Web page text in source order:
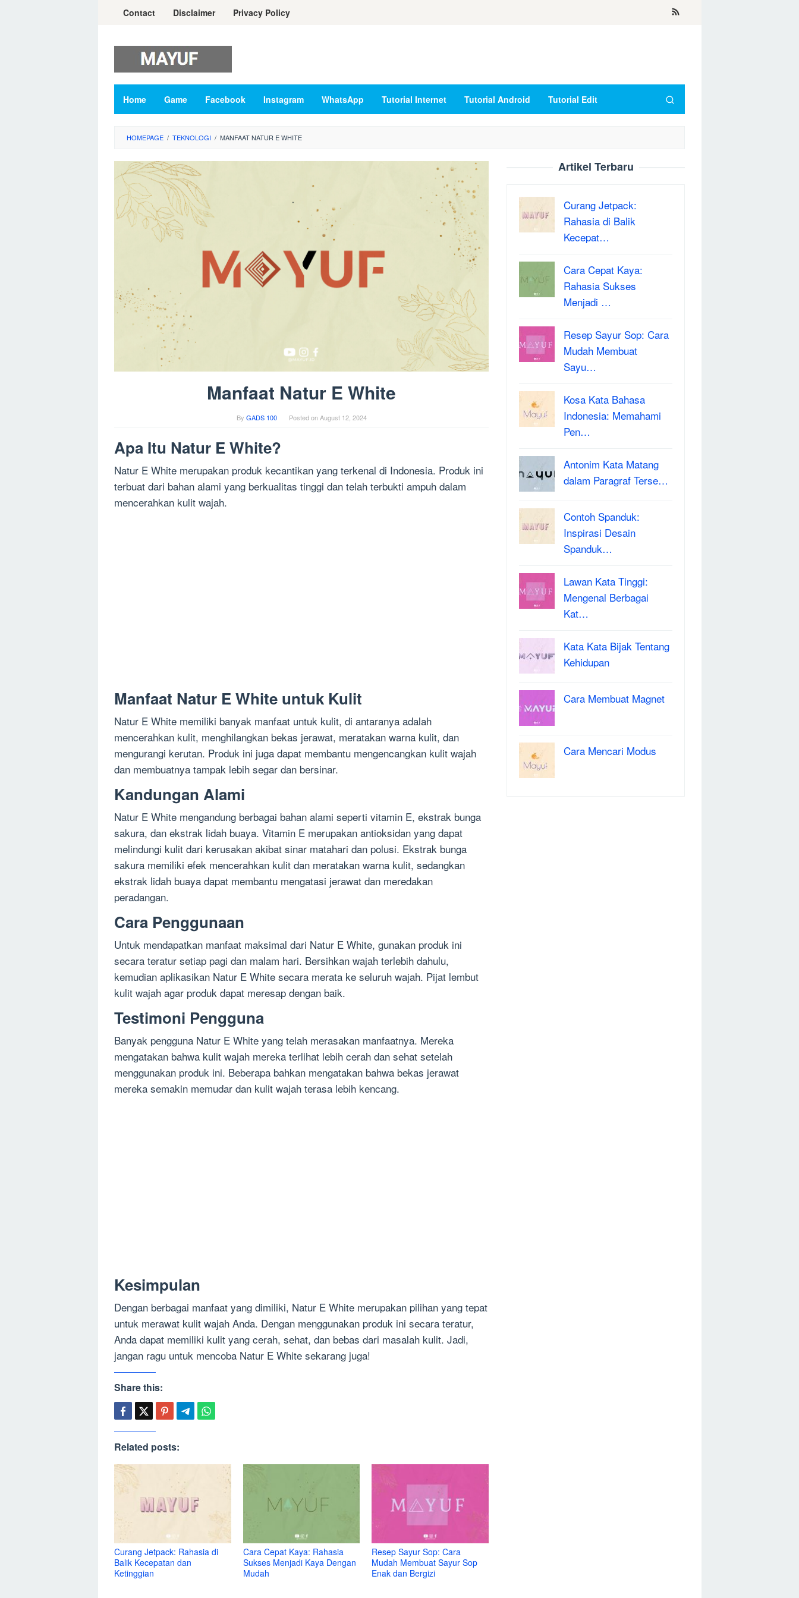
Contact Disclaimer Privacy Policy
Home Game Facebook Instagram WhatsApp Tutorial Internet Tutorial Android Tutorial Edit
HOMEPAGE / TEKNOLOGI / MANFAAT NATUR E WHITE
Manfaat Natur E White
By GADS 100 Posted onAugust 12, 2024
Apa Itu Natur E White?
Natur E White merupakan produk kecantikan yang terkenal di Indonesia. Produk ini
terbuat dari bahan alami yang berkualitas tinggi dan telah terbukti ampuh dalam
mencerahkan kulit wajah.
Manfaat Natur E White untuk Kulit
Natur E White memiliki banyak manfaat untuk kulit, di antaranya adalah
mencerahkan kulit, menghilangkan bekas jerawat, meratakan warna kulit, dan
mengurangi kerutan. Produk ini juga dapat membantu mengencangkan kulit wajah
dan membuatnya tampak lebih segar dan bersinar.
Kandungan Alami
Natur E White mengandung berbagai bahan alami seperti vitamin E, ekstrak bunga
sakura, dan ekstrak lidah buaya. Vitamin E merupakan antioksidan yang dapat
melindungi kulit dari kerusakan akibat sinar matahari dan polusi. Ekstrak bunga
sakura memiliki efek mencerahkan kulit dan meratakan warna kulit, sedangkan
ekstrak lidah buaya dapat membantu mengatasi jerawat dan meredakan
peradangan.
Cara Penggunaan
Untuk mendapatkan manfaat maksimal dari Natur E White, gunakan produk ini
secara teratur setiap pagi dan malam hari. Bersihkan wajah terlebih dahulu,
kemudian aplikasikan Natur E White secara merata ke seluruh wajah. Pijat lembut
kulit wajah agar produk dapat meresap dengan baik.
Testimoni Pengguna
Banyak pengguna Natur E White yang telah merasakan manfaatnya. Mereka
mengatakan bahwa kulit wajah mereka terlihat lebih cerah dan sehat setelah
menggunakan produk ini. Beberapa bahkan mengatakan bahwa bekas jerawat
mereka semakin memudar dan kulit wajah terasa lebih kencang.
Kesimpulan
Dengan berbagai manfaat yang dimiliki, Natur E White merupakan pilihan yang tepat
untuk merawat kulit wajah Anda. Dengan menggunakan produk ini secara teratur,
Anda dapat memiliki kulit yang cerah, sehat, dan bebas dari masalah kulit. Jadi,
jangan ragu untuk mencoba Natur E White sekarang juga!
Share this:
Related posts:
Curang Jetpack: Rahasia di
Balik Kecepatan dan
Ketinggian
Cara Cepat Kaya: Rahasia
Sukses Menjadi Kaya Dengan
Mudah
Resep Sayur Sop: Cara
Mudah Membuat Sayur Sop
Enak dan Bergizi
Artikel Terbaru
Curang Jetpack:
Rahasia di Balik
Kecepat…
Cara Cepat Kaya:
Rahasia Sukses
Menjadi …
Resep Sayur Sop: Cara
Mudah Membuat
Sayu…
Kosa Kata Bahasa
Indonesia: Memahami
Pen…
Antonim Kata Matang
dalam Paragraf Terse…
Contoh Spanduk:
Inspirasi Desain
Spanduk…
Lawan Kata Tinggi:
Mengenal Berbagai
Kat…
Kata Kata Bijak Tentang
Kehidupan
Cara Membuat Magnet
Cara Mencari Modus